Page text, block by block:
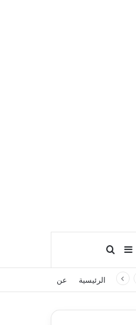
تسجيل الدخول
إضافة عمود جانبي
الرئيسية عن